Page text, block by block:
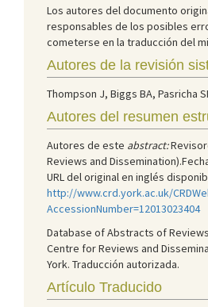
Los autores del documento
responsables de los posibles
cometerse en la traducción del
Autores de la revisión
Thompson J, Biggs BA, Pasricha
Autores del resumen
Autores de este abstract:
Reviews and
URL del original en inglés
http://www.crd.york.ac.uk/
AccessionNumber=12013023404
Database of Abstracts of
Centre for Reviews and
York. Traducción autorizada.
Artículo Traducido